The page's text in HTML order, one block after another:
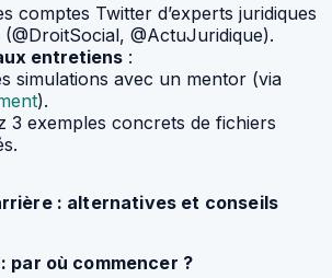
comptes Twitter d’experts juridiques
@ActuJuridique).
entretiens :
simulations avec un mentor (via
).
3 exemples concrets de fichiers
: alternatives et conseils
par où commencer ?